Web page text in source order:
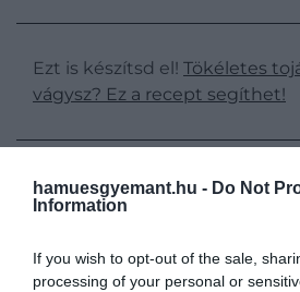
hamuesgyemant.hu - Do Not
Information
If you wish to opt-out of the sale,
processing of your personal or
Ezt is készítsd el! Tökéletes
vágysz? Ez a recept segíthet!